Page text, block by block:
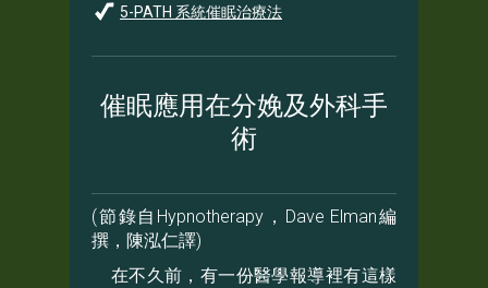
5-PATH 系統催眠治療法
催眠應用在分娩及外科手
術
(節錄自Hypnotherapy，Dave Elman編
撰，陳泓仁譯)
在不久前，有一份醫學報導裡有這樣